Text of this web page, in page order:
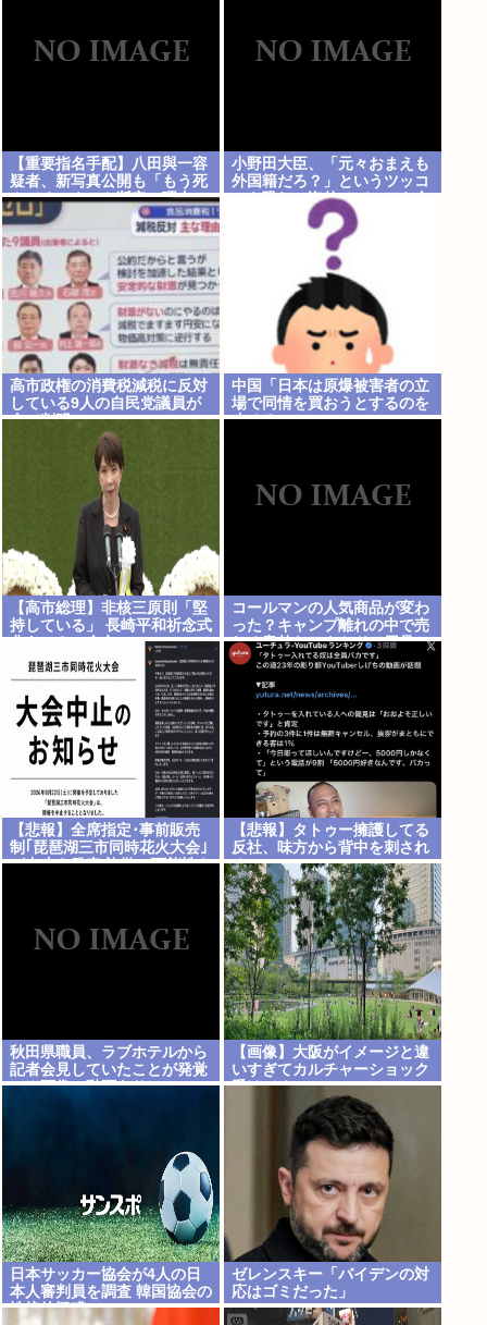
【重要指名手配】八田與一容
疑者、新写真公開も「もう死
んでる」ネット断定の理由
小野田大臣、「元々おまえも
外国籍だろ？」というツッコ
ミを恐れ、海外メディアを全
高市政権の消費税減税に反対
している9人の自民党議員が
全て判明www
中国「日本は原爆被害者の立
場で同情を買おうとするのを
止めろ」
【高市総理】非核三原則「堅
持している」 長崎平和祈念式
コールマンの人気商品が変わ
った？キャンプ離れの中で売
れる意外なアウトドア用品と
は
【悲報】全席指定･事前販売
制｢琵琶湖三市同時花火大会｣
が中止を発表 詐欺の可能性も
【悲報】タトゥー擁護してる
反社、味方から背中を刺され
る
秋田県職員、ラブホテルから
記者会見していたことが発覚
（※画像・動画あり）
【画像】大阪がイメージと違
いすぎてカルチャーショック
受けてる
日本サッカー協会が4人の日
本人審判員を調査 韓国協会の
性接待疑惑で
ゼレンスキー「バイデンの対
応はゴミだった」